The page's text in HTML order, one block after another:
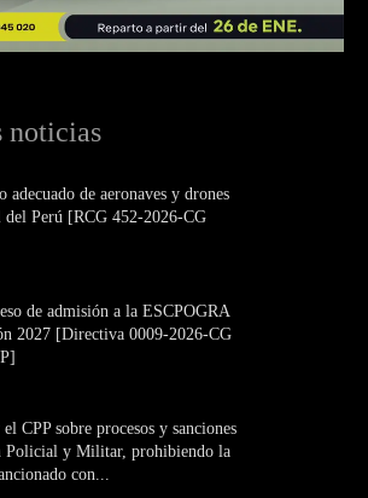
noticias
adecuado de aeronaves y drones
Perú [RCG 452-2026-CG
de admisión a la ESCPOGRA
2027 [Directiva 0009-2026-CG
CPP sobre procesos y sanciones
Policial y Militar, prohibiendo la
con...